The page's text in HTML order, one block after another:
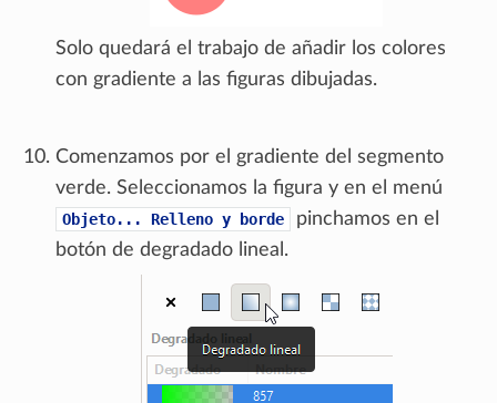
Solo quedará el trabajo de añadir los colores
con gradiente a las figuras dibujadas.
Comenzamos por el gradiente del segmento
verde. Seleccionamos la figura y en el menú
Objeto... Relleno y borde
pinchamos en el
botón de degradado lineal.